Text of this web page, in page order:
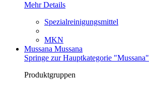
Mehr Details
Spezialreinigungsmittel
MKN
Mussana Mussana
Springe zur Hauptkategorie "Mussana"
Produktgruppen